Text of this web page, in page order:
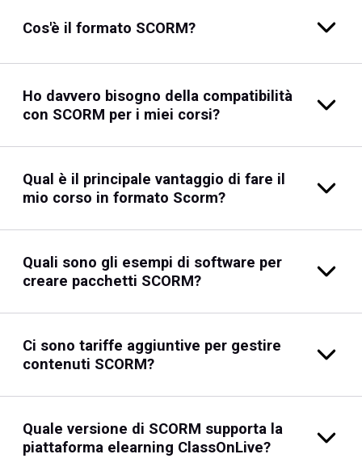
Cos'è il formato SCORM?
Ho davvero bisogno della compatibilità
con SCORM per i miei corsi?
Qual è il principale vantaggio di fare il
mio corso in formato Scorm?
Quali sono gli esempi di software per
creare pacchetti SCORM?
Ci sono tariffe aggiuntive per gestire
contenuti SCORM?
Quale versione di SCORM supporta la
piattaforma elearning ClassOnLive?